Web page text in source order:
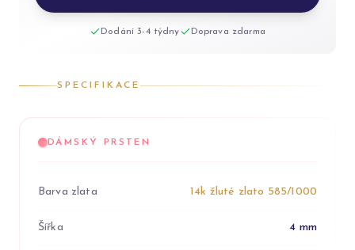
Dodání 3-4 týdny Doprava zdarma
SPECIFIKACE
DÁMSKÝ PRSTEN
Barva zlata 14k žluté zlato 585/1000
Šířka 4 mm